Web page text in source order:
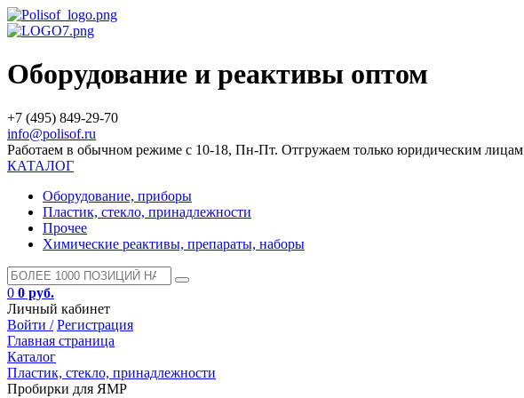
Оборудование и реактивы оптом
+7 (495) 849-29-70
info@polisof.ru
Работаем в обычном режиме с 10-18, Пн-Пт. Отгружаем только юридическим лицам
КАТАЛОГ
Оборудование, приборы
Пластик, стекло, принадлежности
Прочее
Химические реактивы, препараты, наборы
0 0 руб.
Личный кабинет
Войти / Регистрация
Главная страница
Каталог
Пластик, стекло, принадлежности
Пробирки для ЯМР